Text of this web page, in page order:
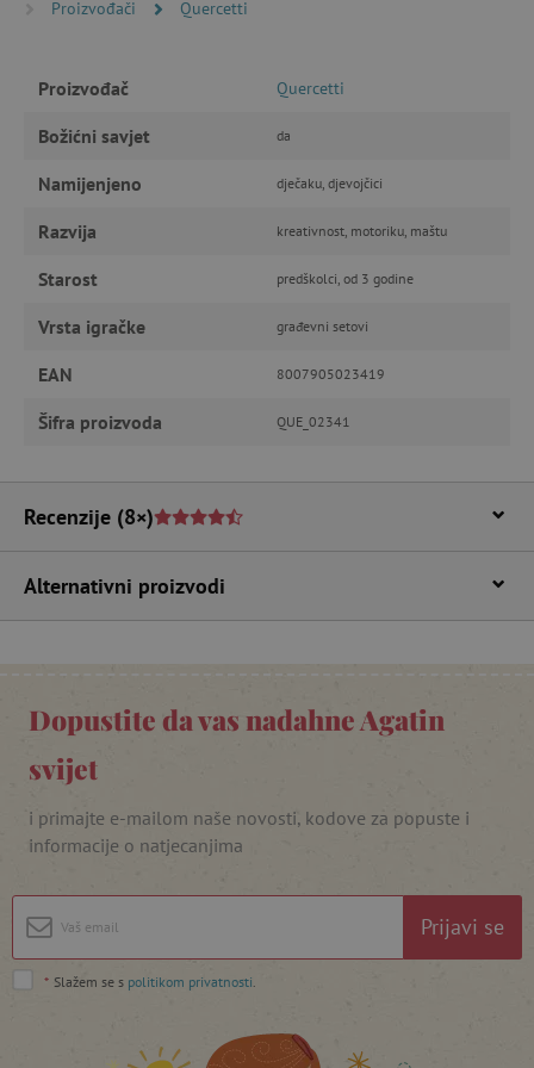
Proizvođači
Quercetti
Proizvođač Quercetti
Božićni savjet da
Namijenjeno dječaku, djevojčici
Razvija kreativnost, motoriku, maštu
Starost predškolci, od 3 godine
Vrsta igračke građevni setovi
EAN 8007905023419
Šifra proizvoda QUE_02341
Recenzije (8×)
Alternativni proizvodi
Dopustite da vas nadahne Agatin
svijet
i primajte e-mailom naše novosti, kodove za popuste i
informacije o natjecanjima
Prijavi se
* Slažem se s politikom privatnosti
FUNKCIONALNOST
Funkcionalnost
Nužno potrebni kolačići omogućavaju osnovnu
npr. upis korisnika na stranici te uređivanje
računa. Internetsku stranicu ne možete
Ime
www.agatinsvijet.hr